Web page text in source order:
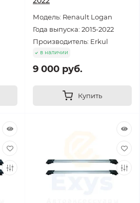
Модель: Renault Logan
Года выпуска: 2015-2022
Производитель: Erkul
в наличии
9 000 руб.
Купить